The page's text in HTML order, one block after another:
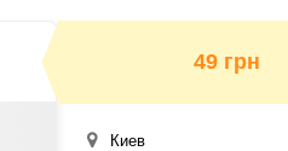
49 грн
Киев